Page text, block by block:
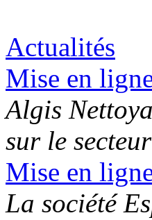
Actualités
Mise en
Algis
sur le
Mise en
La société